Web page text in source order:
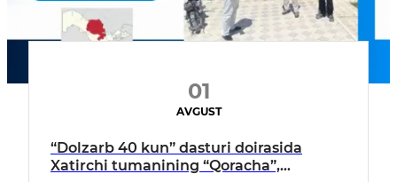
01
AVGUST
“Dolzarb 40 kun” dasturi doirasida
Xatirchi tumanining “Qoracha”,